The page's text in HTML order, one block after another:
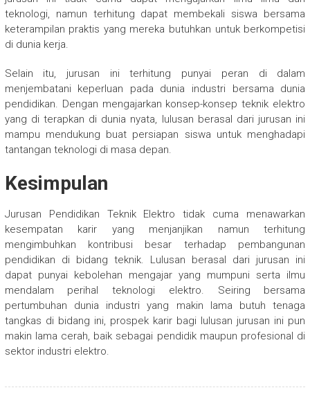
teknologi, namun terhitung dapat membekali siswa bersama
keterampilan praktis yang mereka butuhkan untuk berkompetisi
di dunia kerja.
Selain itu, jurusan ini terhitung punyai peran di dalam
menjembatani keperluan pada dunia industri bersama dunia
pendidikan. Dengan mengajarkan konsep-konsep teknik elektro
yang di terapkan di dunia nyata, lulusan berasal dari jurusan ini
mampu mendukung buat persiapan siswa untuk menghadapi
tantangan teknologi di masa depan.
Kesimpulan
Jurusan Pendidikan Teknik Elektro tidak cuma menawarkan
kesempatan karir yang menjanjikan namun terhitung
mengimbuhkan kontribusi besar terhadap pembangunan
pendidikan di bidang teknik. Lulusan berasal dari jurusan ini
dapat punyai kebolehan mengajar yang mumpuni serta ilmu
mendalam perihal teknologi elektro. Seiring bersama
pertumbuhan dunia industri yang makin lama butuh tenaga
tangkas di bidang ini, prospek karir bagi lulusan jurusan ini pun
makin lama cerah, baik sebagai pendidik maupun profesional di
sektor industri elektro.